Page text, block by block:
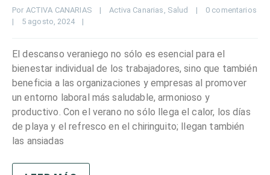
Por ACTIVA CANARIAS | Activa Canarias , Salud |
0 comentarios
|
5 agosto, 2024 |
El descanso veraniego no sólo es esencial para el
bienestar individual de los trabajadores, sino que también
beneficia a las organizaciones y empresas al promover
un entorno laboral más saludable, armonioso y
productivo. Con el verano no sólo llega el calor, los días
de playa y el refresco en el chiringuito; llegan también
las ansiadas